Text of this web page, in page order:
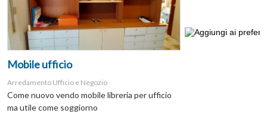
Mobile ufficio
Arredamento Ufficio e Negozio
Come nuovo vendo mobile libreria per ufficio
ma utile come soggiorno